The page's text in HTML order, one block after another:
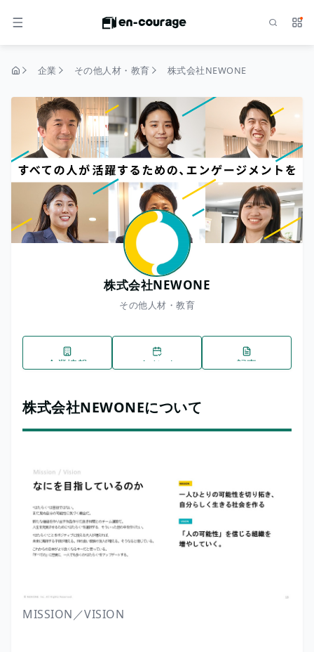
メニュー サ
企業 その他人材・教育 株式会社NEWONE
株式会社NEWONE
その他人材・教育
企業情報 イベント 記事
株式会社NEWONEについて
MISSION／VISION